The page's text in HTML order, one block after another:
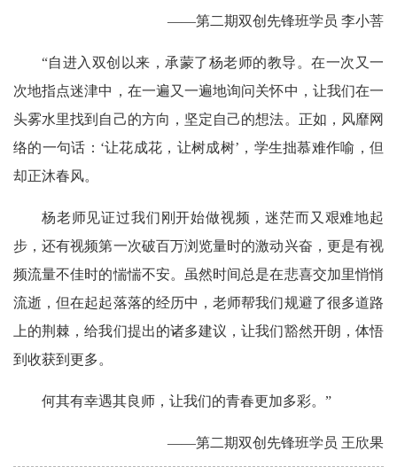
——第二期双创先锋班学员 李小菩
“自进入双创以来，承蒙了杨老师的教导。在一次又一
次地指点迷津中，在一遍又一遍地询问关怀中，让我们在一
头雾水里找到自己的方向，坚定自己的想法。正如，风靡网
络的一句话：‘让花成花，让树成树’，学生拙慕难作喻，但
却正沐春风。
杨老师见证过我们刚开始做视频，迷茫而又艰难地起
步，还有视频第一次破百万浏览量时的激动兴奋，更是有视
频流量不佳时的惴惴不安。虽然时间总是在悲喜交加里悄悄
流逝，但在起起落落的经历中，老师帮我们规避了很多道路
上的荆棘，给我们提出的诸多建议，让我们豁然开朗，体悟
到收获到更多。
何其有幸遇其良师，让我们的青春更加多彩。”
——第二期双创先锋班学员 王欣果